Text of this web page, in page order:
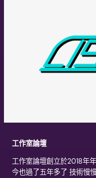
工作室論壇
工作室論壇創立於2018年
今也過了五年多了 技術慢